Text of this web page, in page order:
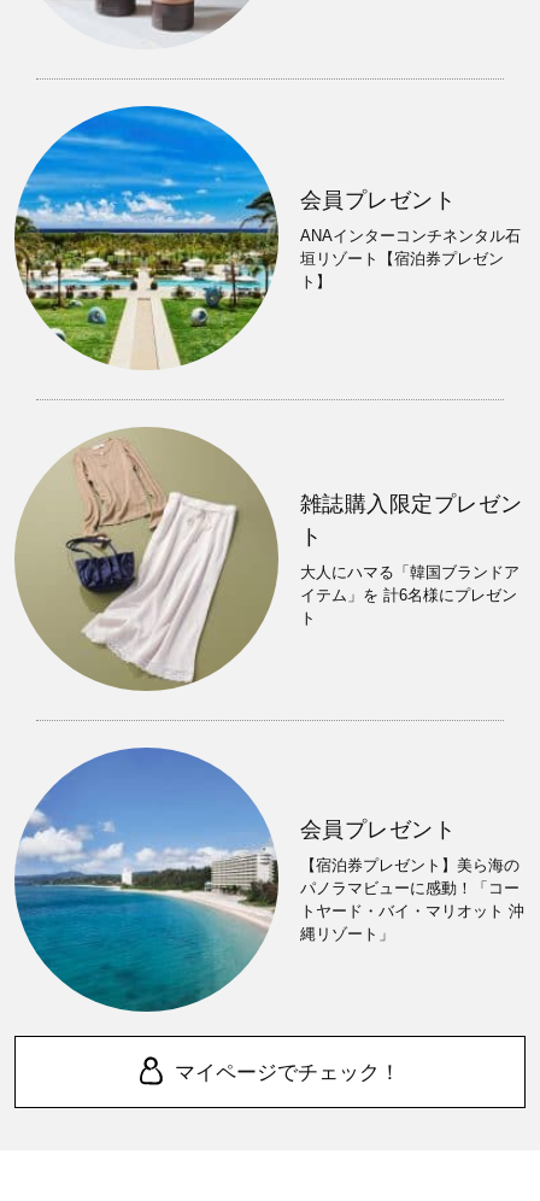
会員プレゼント
ANAインターコンチネンタル石
垣リゾート【宿泊券プレゼン
ト】
雑誌購入限定プレゼン
ト
大人にハマる「韓国ブランドア
イテム」を 計6名様にプレゼン
ト
会員プレゼント
【宿泊券プレゼント】美ら海の
パノラマビューに感動！「コー
トヤード・バイ・マリオット 沖
縄リゾート」
マイページでチェック！